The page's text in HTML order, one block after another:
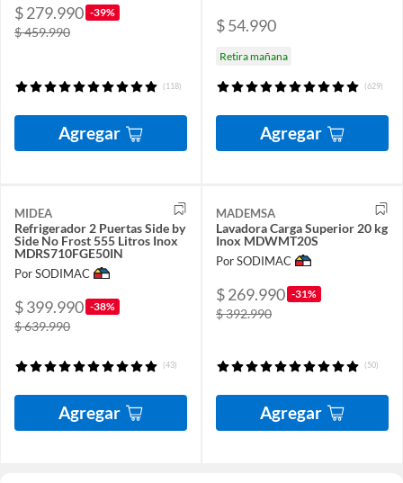
$ 279.990 -39%
$ 459.990
(118)
Agregar
$ 54.990
Retira mañana
(629)
Agregar
MIDEA
Refrigerador 2 Puertas Side by
Side No Frost 555 Litros Inox
MDRS710FGE50IN
Por SODIMAC
$ 399.990 -38%
$ 639.990
(43)
Agregar
MADEMSA
Lavadora Carga Superior 20 kg
Inox MDWMT20S
Por SODIMAC
$ 269.990 -31%
$ 392.990
(50)
Agregar